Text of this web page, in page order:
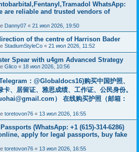
WhatsApp:
are reliable and trusted vendors of
Danny07 « 21 июл 2026, 19:50
of the centre of Harrison Bader
StadiumStyleCo « 21 июл 2026, 11:52
Spear with u4gm Advanced Strategy
Glico « 18 июл 2026, 10:56
：@Globaldocs16)购买中国护照、
、居留证、雅思成绩、工作证、公民身份。
） 在线购买护照（邮箱：
toretovon76 « 13 июл 2026, 16:55
(WhatsApp: +1 (615)-314-6286)
apply for legal passports, buy fake
toretovon76 « 13 июл 2026, 16:55